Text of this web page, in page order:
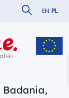
Szukaj w
EN PL
Badania,